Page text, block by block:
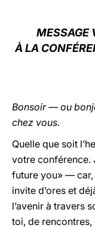
MESSAGE
À LA
Bonsoir — ou
chez vous.
Quelle que soit
votre conférence.
future you» — car,
invite d’ores et
l’avenir à travers
toi, de rencontres,